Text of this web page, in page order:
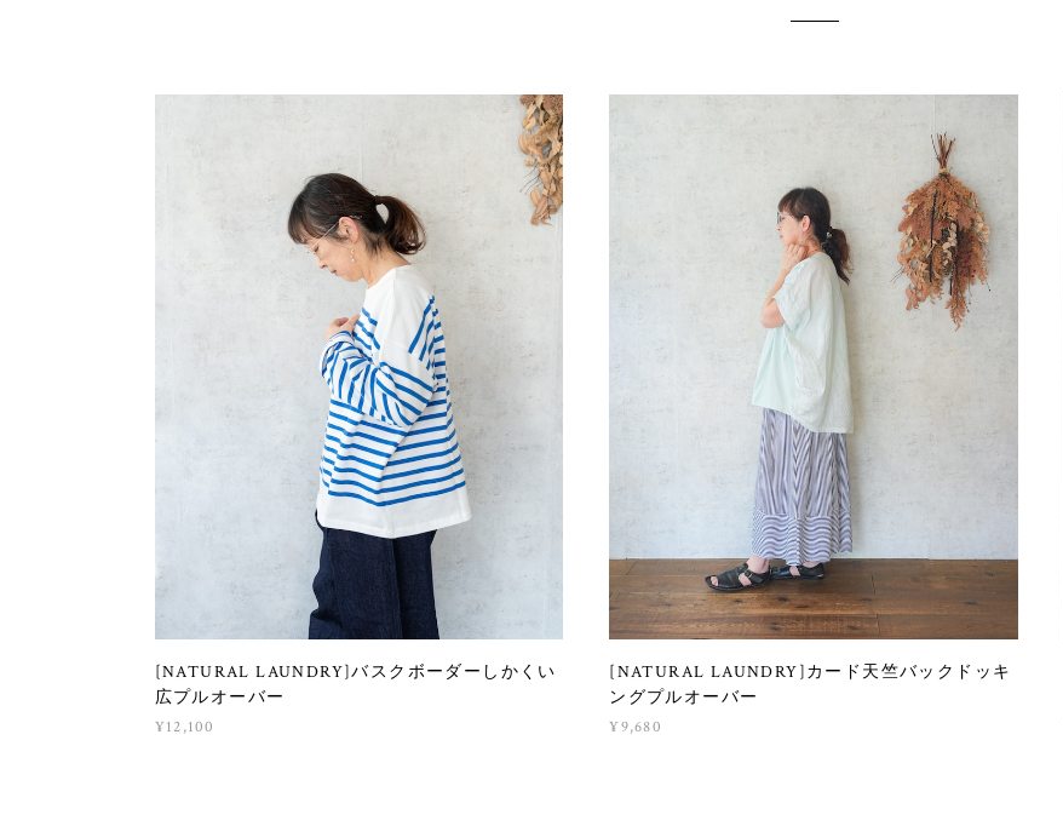
[NATURAL LAUNDRY]バスクボーダーしかくい
広プルオーバー
¥12,100
[NATURAL LAUNDRY]カード天竺バックドッキ
ングプルオーバー
¥9,680